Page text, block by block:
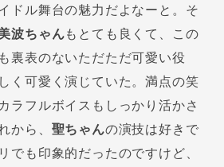
ドル舞台の魅力だよなーと。そ
波ちゃんもとても良くて、この
裏表のないただただ可愛い役
く可愛く演じていた。満点の笑
ラフルボイスもしっかり活かさ
から、 聖ちゃんの演技は好きで
でも印象的だったのですけど、